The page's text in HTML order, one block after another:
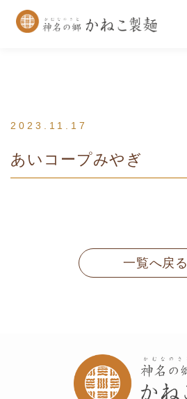
2023.11.17
あいコープみやぎ
一覧へ戻る